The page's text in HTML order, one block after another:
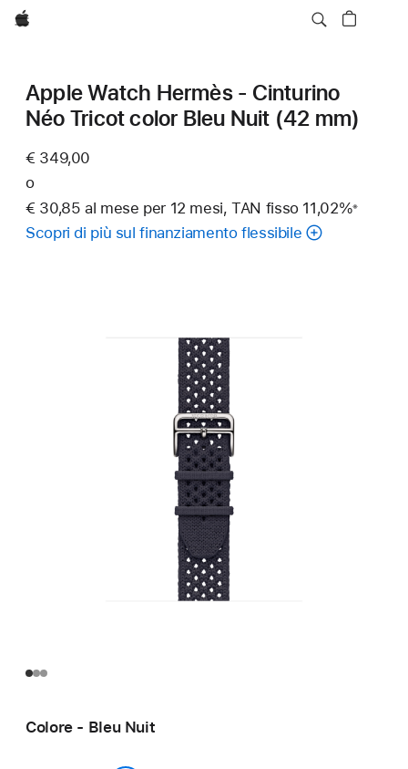
Apple
Apple Watch Hermès - Cinturino
Néo Tricot color Bleu Nuit (42 mm)
€ 349,00
o
€ 30,85 al mese per 12 mesi, TAN fisso 11,02%※
Scopri di più sul finanziamento flessibile
Colore - Bleu Nuit